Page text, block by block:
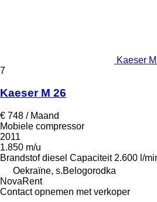
Kaeser
7
Kaeser M 26
€ 748 / Maand
Mobiele compressor
2011
1.850 m/u
Brandstof diesel Capaciteit 2.600 l/
Oekraïne, s.Belogorodka
NovaRent
Contact opnemen met verkoper